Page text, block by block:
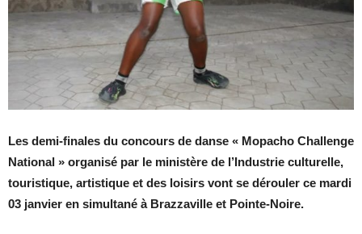
Les demi-finales du concours de danse « Mopacho Challenge
National » organisé par le ministère de l’Industrie culturelle,
touristique, artistique et des loisirs vont se dérouler ce mardi
03 janvier en simultané à Brazzaville et Pointe-Noire.